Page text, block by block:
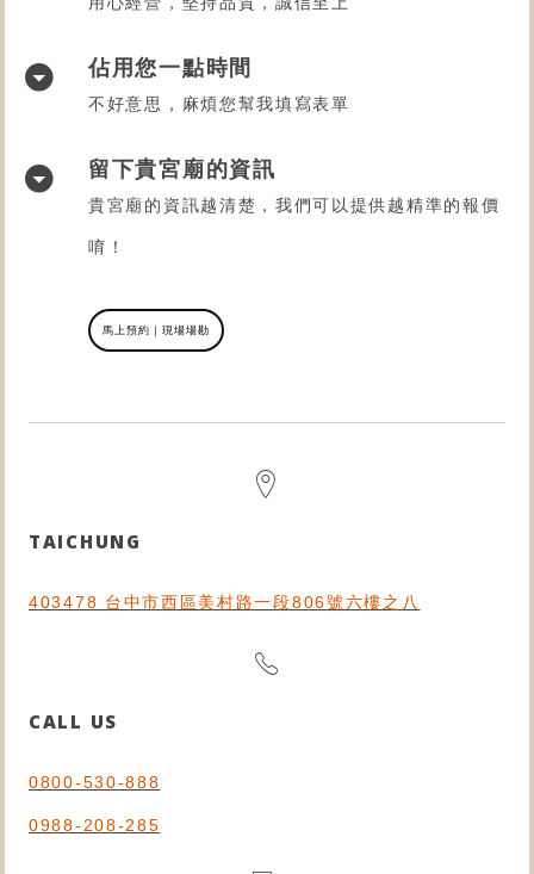
佔用您一點時間
不好意思，麻煩您幫我填寫表單
留下貴宮廟的資訊
貴宮廟的資訊越清楚，我們可以提供越精準的報價
唷！
馬上預約｜現場場勘
TAICHUNG
403478 台中市西區美村路一段806號六樓之八
CALL US
0800-530-888
0988-208-285